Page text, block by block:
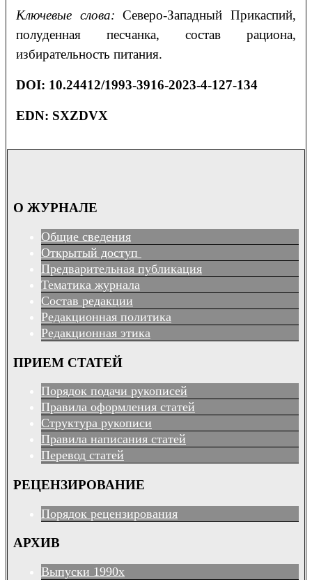
Ключевые слова: Северо-Западный Прикаспий,
полуденная песчанка, состав рациона,
избирательность питания.
DOI: 10.24412/1993-3916-2023-4-127-134
EDN: SXZDVX
О ЖУРНАЛЕ
Общие сведения
Открытый доступ
Предварительная публикация
Тематика журнала
Состав редакции
Редакционная политика
Редакционная этика
ПРИЕМ СТАТЕЙ
Порядок подачи рукописей
Правила оформления статей
Структура рукописи
Правила написания статей
Перевод статей
РЕЦЕНЗИРОВАНИЕ
Порядок рецензирования
АРХИВ
Выпуски 1990х